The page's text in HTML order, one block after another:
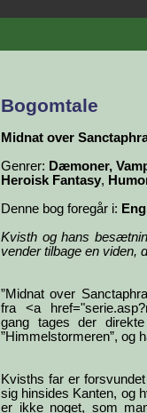
Bogomtale
Midnat over
Genrer: Dæmoner,
Heroisk Fantasy,
Denne bog foregår i:
Kvisth og hans
vender tilbage en viden,
”Midnat over
fra <a
gang tages der
”Himmelstormeren”, og
Kvisths far er
sig hinsides Kanten, og
er ikke noget, som